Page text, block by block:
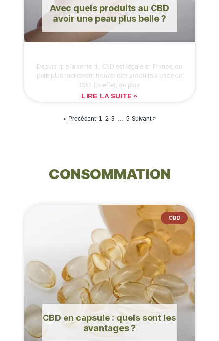
Avec quels produits au CBD
avoir une peau plus belle ?
Depuis que la vente du CBD est légale en France, on
peut plus facilement trouver des produits à base de
CBD. En effet, de plus
LIRE LA SUITE »
« Précédent 1 2 3 5 Suivant »
CONSOMMATION
CBD
CBD en capsule : quels sont les
avantages ?